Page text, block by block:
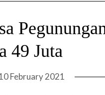
49 Juta
February 2021